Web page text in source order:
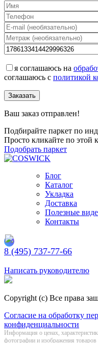
я соглашаюсь на
соглашаюсь с политикой
Заказать
Ваш заказ отправлен!
Подбирайте паркет по
Просто кликайте по этой
Подобрать паркет
Блог
Каталог
Укладка
Доставка
Полезные
Контакты
8 (495) 737-77-66
Написать руководителю
Copyright (c) Все права
Согласие на обработку
конфиденциальности
Информация о цeнах,
фотографии и изображения